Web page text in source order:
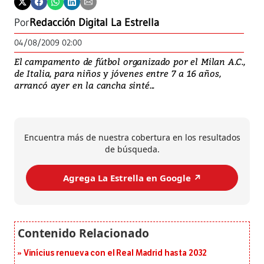
PorRedacción Digital La Estrella
04/08/2009 02:00
El campamento de fútbol organizado por el Milan A.C.,
de Italia, para niños y jóvenes entre 7 a 16 años,
arrancó ayer en la cancha sinté...
Encuentra más de nuestra cobertura en los resultados
de búsqueda.
Agrega La Estrella en Google ↗️
Vinícius renueva con el Real Madrid hasta 2032